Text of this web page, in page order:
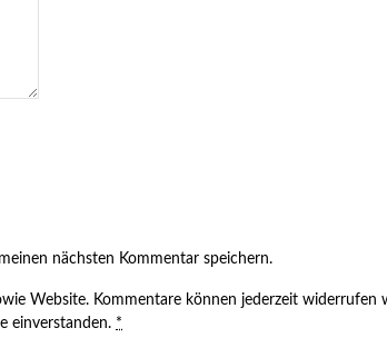
nächsten Kommentar speichern.
Website. Kommentare können jederzeit
einverstanden. *